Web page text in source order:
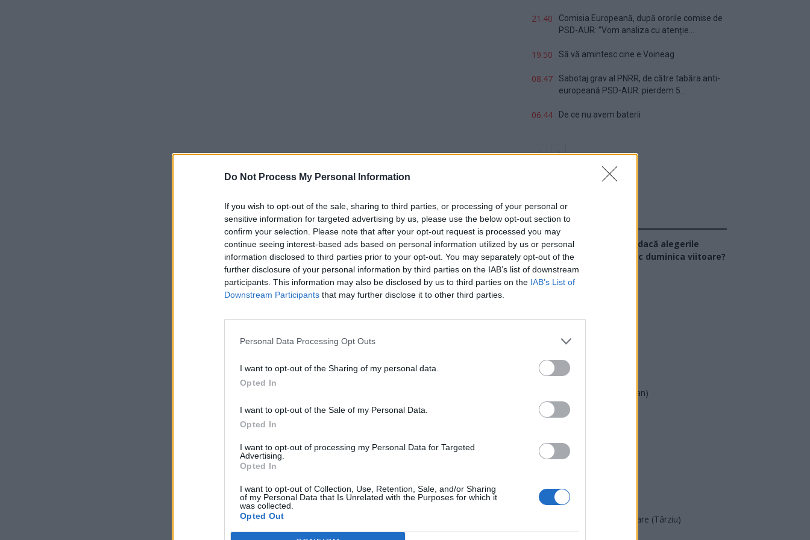
Do Not Process My Personal Information
If you wish to opt-out of the sale, sharing to third parties, or processing of your personal or
sensitive information for targeted advertising by us, please use the below opt-out section to
confirm your selection. Please note that after your opt-out request is processed you may
continue seeing interest-based ads based on personal information utilized by us or personal
information disclosed to third parties prior to your opt-out. You may separately opt-out of the
further disclosure of your personal information by third parties on the IAB’s list of downstream
participants. This information may also be disclosed by us to third parties on the IAB’s List of
Downstream Participants that may further disclose it to other third parties.
Personal Data Processing Opt Outs
I want to opt-out of the Sharing of my personal data.
Opted In
I want to opt-out of the Sale of my Personal Data.
Opted In
I want to opt-out of processing my Personal Data for Targeted
Advertising.
Opted In
I want to opt-out of Collection, Use, Retention, Sale, and/or Sharing
of my Personal Data that Is Unrelated with the Purposes for which it
was collected.
Opted Out
21.40
Comisia Europeană, după ororile comise de
PSD-AUR: ”Vom analiza cu atenție...
19.50 Să vă amintesc cine e Voineag
08.47
Sabotaj grav al PNRR, de către tabăra anti-
europeană PSD-AUR: pierdem 5...
06.44 De ce nu avem baterii
Sondaj
Ce partid ați vota dacă alegerile
parlamentare ar avea loc duminica viitoare?
USR
PSD
AUR
PMP (Tomac)
Forța Dreptei (L. Orban)
PNȚMM
SENS
PACE (Peia)
Acțiunea Conservatoare (Târziu)